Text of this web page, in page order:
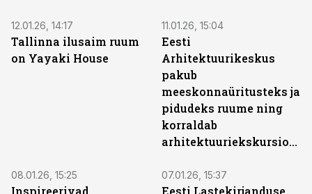
12.01.26, 14:17
Tallinna ilusaim ruum
on Yayaki House
11.01.26, 15:04
Eesti
Arhitektuurikeskus
pakub
meeskonnaüritusteks ja
pidudeks ruume ning
korraldab
arhitektuuriekskursioone
08.01.26, 15:25
Inspireerivad
07.01.26, 15:37
Eesti Lastekirjanduse